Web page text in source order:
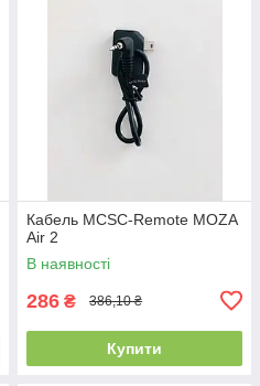
Кабель MCSC-Remote MOZA
Air 2
В наявності
286 ₴ 386,10 ₴
Купити